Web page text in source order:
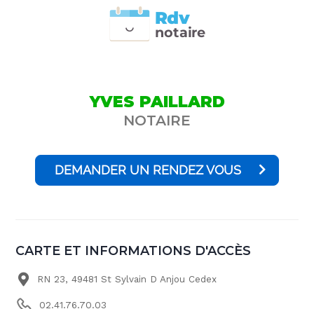
notaire
Rdv
YVES PAILLARD
NOTAIRE
DEMANDER UN RENDEZ VOUS
CARTE ET INFORMATIONS D'ACCÈS
RN 23, 49481 St Sylvain D Anjou Cedex
02.41.76.70.03